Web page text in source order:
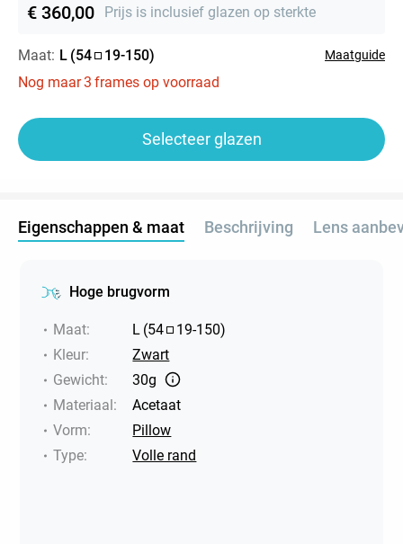
€ 360,00 Prijs is inclusief glazen op sterkte
Maat: L (54 19-150) Maatguide
Nog maar3 frames op voorraad
Selecteer glazen
Eigenschappen & maat Beschrijving Lens
Hoge brugvorm
Maat: L (54 19-150)
Kleur:
Zwart
Gewicht:
30g
Materiaal:
Acetaat
Vorm:
Pillow
Type: Volle rand